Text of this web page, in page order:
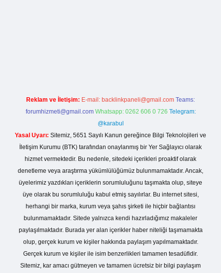
Reklam ve İletişim: E-mail: backlinkpaneli@gmail.com Teams:
forumhizmeti@gmail.com Whatsapp: 0262 606 0 726 Telegram:
@karabul
Yasal Uyarı: Sitemiz, 5651 Sayılı Kanun gereğince Bilgi Teknolojileri ve
İletişim Kurumu (BTK) tarafından onaylanmış bir Yer Sağlayıcı olarak
hizmet vermektedir. Bu nedenle, sitedeki içerikleri proaktif olarak
denetleme veya araştırma yükümlülüğümüz bulunmamaktadır. Ancak,
üyelerimiz yazdıkları içeriklerin sorumluluğunu taşımakta olup, siteye
üye olarak bu sorumluluğu kabul etmiş sayılırlar. Bu internet sitesi,
herhangi bir marka, kurum veya şahıs şirketi ile hiçbir bağlantısı
bulunmamaktadır. Sitede yalnızca kendi hazırladığımız makaleler
paylaşılmaktadır. Burada yer alan içerikler haber niteliği taşımamakta
olup, gerçek kurum ve kişiler hakkında paylaşım yapılmamaktadır.
Gerçek kurum ve kişiler ile isim benzerlikleri tamamen tesadüfidir.
Sitemiz, kar amacı gütmeyen ve tamamen ücretsiz bir bilgi paylaşım